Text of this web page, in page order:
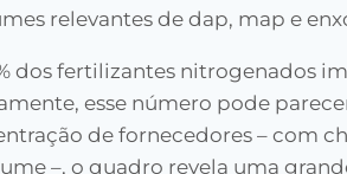
relevantes de dap, map e
dos fertilizantes nitrogenados
esse número pode
de fornecedores – com
–, o quadro revela uma